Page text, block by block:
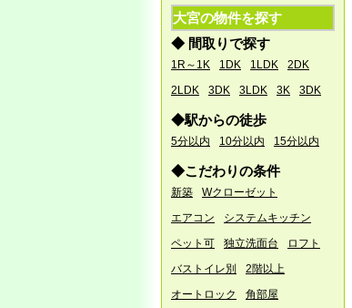
1/5●営業開始のお知らせ●
あけましておめでとうござい
ます
本日午後より通常営業となり
ます。
本年もよろしくお願いいたし
ます。
12/24
知らせ●
お客様・取引企業様 各位
誠に勝手ながら、以下のとお
よろしくお願い致します。
大宮の物件を探す
◆ 間取りで探す
1R～1K 1DK 1LDK
2DK
2LDK
3DK 3LDK 3K 3DK
◆駅からの徒歩
5分以内 10分以内 15分以内
◆こだわりの条件
新築
Wクローゼット
エアコン
システムキッチン
ペット可
独立洗面台
ロフト
バストイレ別
2階以上
オートロック
角部屋